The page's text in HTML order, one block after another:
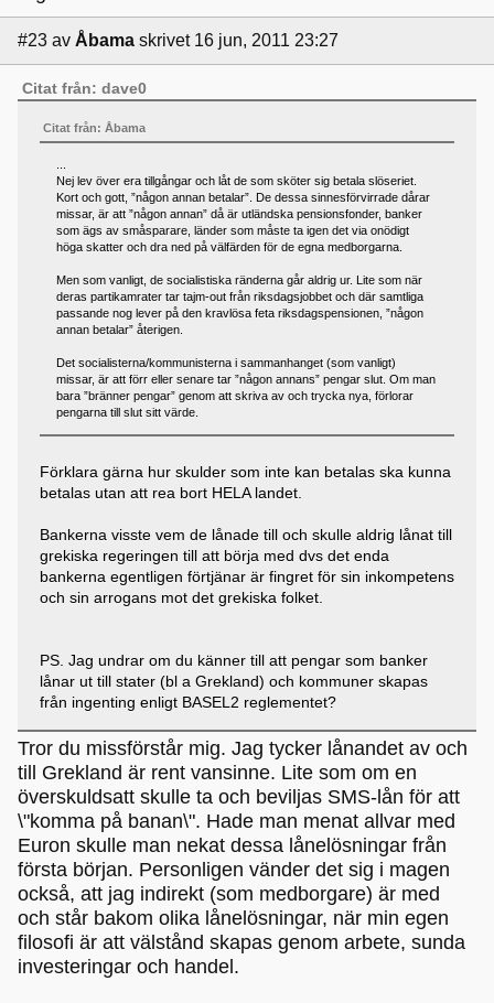
#23 av Åbama skrivet 16 jun, 2011 23:27
Citat från: dave0
Citat från: Åbama
Nej lev över era tillgångar och låt de som sköter sig betala slöseriet.
Kort och gott, ”någon annan betalar”. De dessa sinnesförvirrade dårar
missar, är att ”någon annan” då är utländska pensionsfonder, banker
som ägs av småsparare, länder som måste ta igen det via onödigt
höga skatter och dra ned på välfärden för de egna medborgarna.
Men som vanligt, de socialistiska ränderna går aldrig ur. Lite som när
deras partikamrater tar tajm-out från riksdagsjobbet och där samtliga
passande nog lever på den kravlösa feta riksdagspensionen, ”någon
annan betalar” återigen.
Det socialisterna/kommunisterna i sammanhanget (som vanligt)
missar, är att förr eller senare tar ”någon annans” pengar slut. Om man
bara ”bränner pengar” genom att skriva av och trycka nya, förlorar
pengarna till slut sitt värde.
Förklara gärna hur skulder som inte kan betalas ska kunna
betalas utan att rea bort HELA landet.
Bankerna visste vem de lånade till och skulle aldrig lånat till
grekiska regeringen till att börja med dvs det enda
bankerna egentligen förtjänar är fingret för sin inkompetens
och sin arrogans mot det grekiska folket.
PS. Jag undrar om du känner till att pengar som banker
lånar ut till stater (bl a Grekland) och kommuner skapas
från ingenting enligt BASEL2 reglementet?
Tror du missförstår mig. Jag tycker lånandet av och
till Grekland är rent vansinne. Lite som om en
överskuldsatt skulle ta och beviljas SMS-lån för att
\"komma på banan\". Hade man menat allvar med
Euron skulle man nekat dessa lånelösningar från
första början. Personligen vänder det sig i magen
också, att jag indirekt (som medborgare) är med
och står bakom olika lånelösningar, när min egen
filosofi är att välstånd skapas genom arbete, sunda
investeringar och handel.